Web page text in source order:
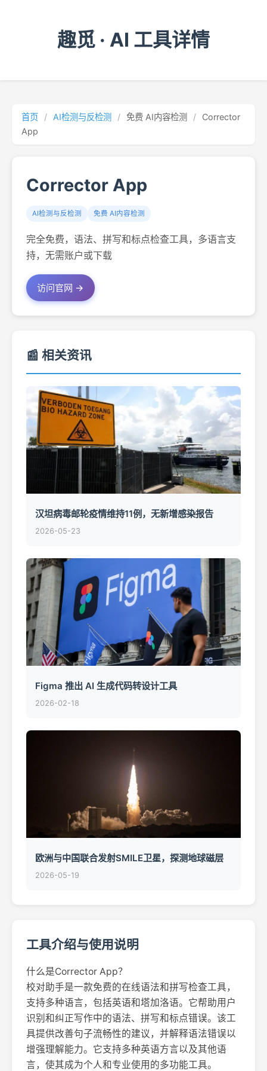
趣觅 · AI 工具详情
首页 / AI检测与反检测 / 免费 AI内容检测 /
Corrector
App
Corrector App
AI检测与反检测 免费 AI内容检测
完全免费，语法、拼写和标点检查工具，多语言支
持，无需账户或下载
访问官网 →
📰 相关资讯
汉坦病毒邮轮疫情维持11例，无新增感染报告
2026-05-23
Figma 推出 AI 生成代码转设计工具
2026-02-18
欧洲与中国联合发射SMILE卫星，探测地球磁层
2026-05-19
工具介绍与使用说明
什么是Corrector App？
校对助手是一款免费的在线语法和拼写检查工具，
支持多种语言，包括英语和塔加洛语。它帮助用户
识别和纠正写作中的语法、拼写和标点错误。该工
具提供改善句子流畅性的建议，并解释语法错误以
增强理解能力。它支持多种英语方言以及其他语
言，使其成为个人和专业使用的多功能工具。